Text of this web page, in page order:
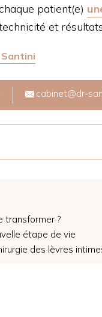
patient(e)
et
Santini
cabinet@dr-
transformer ?
étape de vie
des lèvres